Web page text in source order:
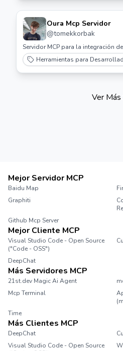
Oura Mcp Servidor
@tomekkorbak
Servidor MCP para la integración
Herramientas para
Ver Más
Mejor Servidor MCP
Baidu Map
Graphiti
Github Mcp Server
Mejor Cliente MCP
Visual Studio Code - Open Source
("Code - OSS")
DeepChat
Más Servidores MCP
21st.dev Magic Ai Agent
Mcp Terminal
Time
Más Clientes MCP
DeepChat
Visual Studio Code - Open Source